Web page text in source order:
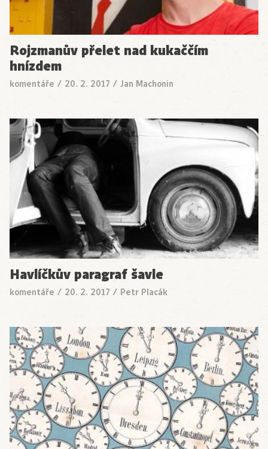
Rojzmanův přelet nad kukaččím
hnízdem
komentáře / 20. 2. 2017 / Jan Machonin
Havlíčkův paragraf šavle
komentáře / 20. 2. 2017 / Petr Placák